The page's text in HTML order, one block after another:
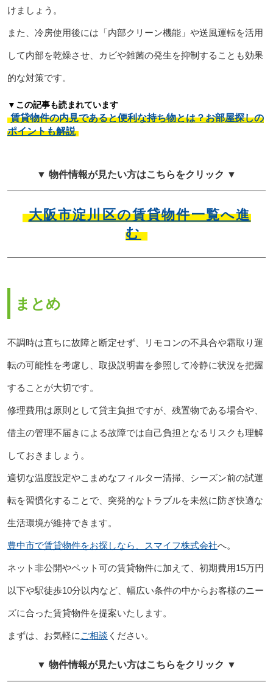
けましょう。
また、冷房使用後には「内部クリーン機能」や送風運転を活用
して内部を乾燥させ、カビや雑菌の発生を抑制することも効果
的な対策です。
▼この記事も読まれています
賃貸物件の内見であると便利な持ち物とは？お部屋探しの
ポイントも解説
▼ 物件情報が見たい方はこちらをクリック ▼
大阪市淀川区の賃貸物件一覧へ進
む
まとめ
不調時は直ちに故障と断定せず、リモコンの不具合や霜取り運
転の可能性を考慮し、取扱説明書を参照して冷静に状況を把握
することが大切です。
修理費用は原則として貸主負担ですが、残置物である場合や、
借主の管理不届きによる故障では自己負担となるリスクも理解
しておきましょう。
適切な温度設定やこまめなフィルター清掃、シーズン前の試運
転を習慣化することで、突発的なトラブルを未然に防ぎ快適な
生活環境が維持できます。
豊中市で賃貸物件をお探しなら、スマイフ株式会社へ。
ネット非公開やペット可の賃貸物件に加えて、初期費用15万円
以下や駅徒歩10分以内など、幅広い条件の中からお客様のニー
ズに合った賃貸物件を提案いたします。
まずは、お気軽に ご相談 ください。
▼ 物件情報が見たい方はこちらをクリック ▼